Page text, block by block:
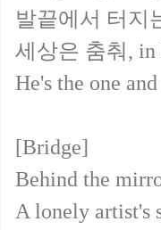
발끝에서 터지
세상은 춤춰, in
He's the one
[Bridge]
Behind the
A lonely artist's